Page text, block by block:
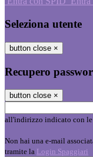
Seleziona utente
button close ×
Recupero
button close ×
all'indirizzo indicato con le
Non hai una e-mail
tramite la Login Spaggiari